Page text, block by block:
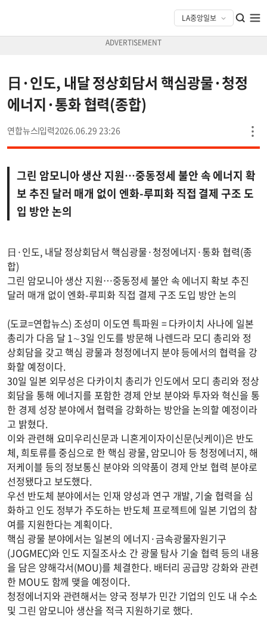
日·인도, 내달 정상회담서 핵심광물·청정
에너지·통화 협력(종합)
연합뉴스 2026.06.29 23:26
그린 암모니아 생산 지원…중동정세 불안 속 에너지 확
보 추진 달러 매개 없이 엔화-루피화 직접 결제 구조 도
입 방안 논의
日·인도, 내달 정상회담서 핵심광물·청정에너지·통화 협력(종
합)
그린 암모니아 생산 지원…중동정세 불안 속 에너지 확보 추진
달러 매개 없이 엔화-루피화 직접 결제 구조 도입 방안 논의
(도쿄=연합뉴스) 조성미 이도연 특파원 = 다카이치 사나에 일본
총리가 다음 달 1∼3일 인도를 방문해 나렌드라 모디 총리와 정
상회담을 갖고 핵심 광물과 청정에너지 분야 등에서의 협력을 강
화할 예정이다.
30일 일본 외무성은 다카이치 총리가 인도에서 모디 총리와 정상
회담을 통해 에너지를 포함한 경제 안보 분야와 투자와 혁신을 통
한 경제 성장 분야에서 협력을 강화하는 방안을 논의할 예정이라
고 밝혔다.
이와 관련해 요미우리신문과 니혼게이자이신문(닛케이)은 반도
체, 희토류를 중심으로 한 핵심 광물, 암모니아 등 청정에너지, 해
저케이블 등의 정보통신 분야와 의약품이 경제 안보 협력 분야로
선정됐다고 보도했다.
우선 반도체 분야에서는 인재 양성과 연구 개발, 기술 협력을 심
화하고 인도 정부가 주도하는 반도체 프로젝트에 일본 기업의 참
여를 지원한다는 계획이다.
핵심 광물 분야에서는 일본의 에너지·금속광물자원기구
(JOGMEC)와 인도 지질조사소 간 광물 탐사 기술 협력 등의 내용
을 담은 양해각서(MOU)를 체결한다. 배터리 공급망 강화와 관련
한 MOU도 함께 맺을 예정이다.
청정에너지와 관련해서는 양국 정부가 민간 기업의 인도 내 수소
및 그린 암모니아 생산을 적극 지원하기로 했다.